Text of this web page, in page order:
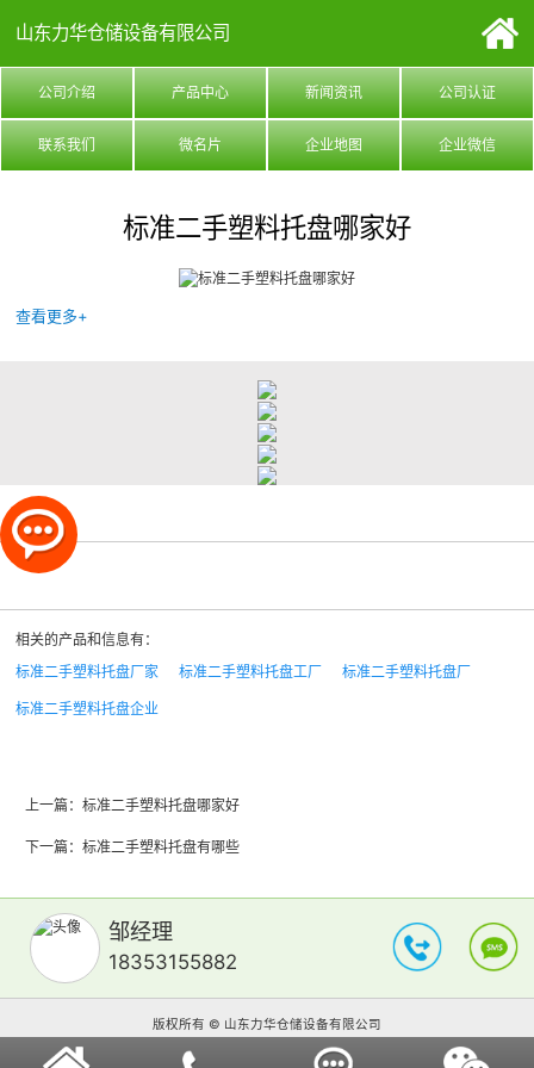
山东力华仓储设备有限公司
公司介绍 产品中心 新闻资讯 公司认证
联系我们 微名片 企业地图 企业微信
标准二手塑料托盘哪家好
查看更多+
相关的产品和信息有：
标准二手塑料托盘厂家
标准二手塑料托盘工厂 标准二手塑料托盘厂
标准二手塑料托盘企业
上一篇： 标准二手塑料托盘哪家好
下一篇： 标准二手塑料托盘有哪些
邹经理
18353155882
版权所有 © 山东力华仓储设备有限公司